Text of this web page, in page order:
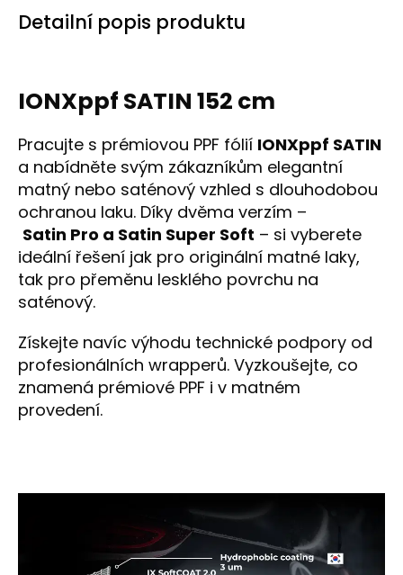
Detailní popis produktu
IONXppf SATIN 152 cm
Pracujte s prémiovou PPF fólií IONXppf SATIN
a nabídněte svým zákazníkům elegantní
matný nebo saténový vzhled s dlouhodobou
ochranou laku. Díky dvěma verzím –
Satin Pro a Satin Super Soft – si vyberete
ideální řešení jak pro originální matné laky,
tak pro přeměnu lesklého povrchu na
saténový.
Získejte navíc výhodu technické podpory od
profesionálních wrapperů. Vyzkoušejte, co
znamená prémiové PPF i v matném
provedení.